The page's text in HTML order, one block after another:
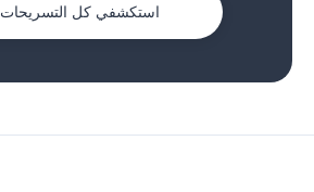
استكشفي كل التسريحات